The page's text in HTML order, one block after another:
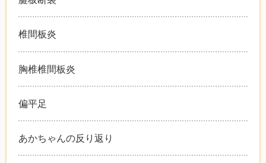
椎間板炎
胸椎椎間板炎
偏平足
あかちゃんの反り返り